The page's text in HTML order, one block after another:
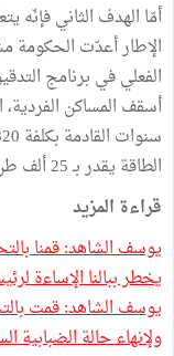
أمّا الهدف الثاني فإنّه
الإطار أعدّت الحكومة
الطاقة يقدر بـ 25 ألف طن مكافئ نفط/السنة.
قراءة المزيد
يوسف الشاهد: قمنا
يخطر ببالنا الإساءة
يوسف الشاهد: قمت
ولإنهاء حالة الضبابية